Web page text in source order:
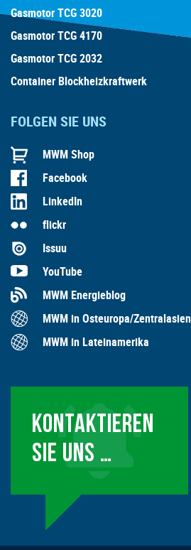
Gasmotor TCG 3020
Gasmotor TCG 4170
Gasmotor TCG 2032
Container Blockheizkraftwerk
FOLGEN SIE UNS
MWM Shop
Facebook
LinkedIn
flickr
Issuu
YouTube
MWM Energieblog
MWM in Osteuropa/Zentralasien
MWM in Lateinamerika
KONTAKTIEREN
SIE UNS …